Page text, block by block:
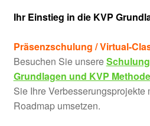
Ihr Einstieg in die KVP
Präsenzschulung / Virtual-
Besuchen Sie unsere
Grundlagen und KVP
Sie Ihre Verbesserungsprojekte
Roadmap umsetzen.